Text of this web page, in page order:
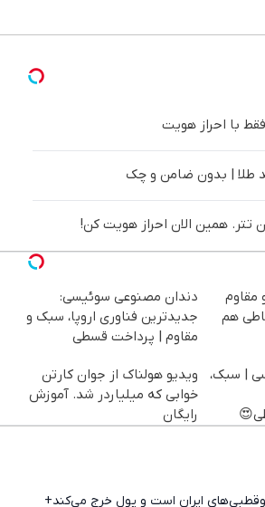
کن
کننده
هم
دندان مصنوعی سوئیسی:
جدیدترین فناوری اروپا، سبک و
مقاوم | پرداخت قسطی
| سبک،
ویدیو هولناک از جوان کارتن
خوابی که میلیاردر شد. آموزش
رایگان
ایران است و پول خرج می‌کند+